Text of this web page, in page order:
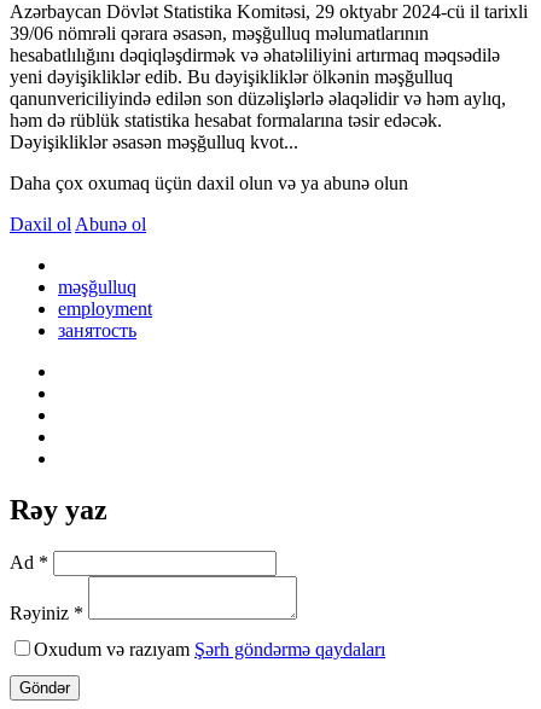
Azərbaycan Dövlət Statistika Komitəsi, 29 oktyabr 2024-cü il tarixli
39/06 nömrəli qərara əsasən, məşğulluq məlumatlarının
hesabatlılığını dəqiqləşdirmək və əhatəliliyini artırmaq məqsədilə
yeni dəyişikliklər edib. Bu dəyişikliklər ölkənin məşğulluq
qanunvericiliyində edilən son düzəlişlərlə əlaqəlidir və həm aylıq,
həm də rüblük statistika hesabat formalarına təsir edəcək.
Dəyişikliklər əsasən məşğulluq kvot...
Daha çox oxumaq üçün daxil olun və ya abunə olun
Daxil ol Abunə ol
məşğulluq
employment
занятость
Rəy yaz
Ad *
Rəyiniz *
Oxudum və razıyam Şərh göndərmə qaydaları
Göndər